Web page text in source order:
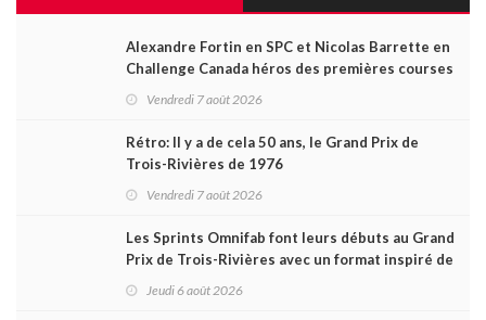
Alexandre Fortin en SPC et Nicolas Barrette en
Challenge Canada héros des premières courses
Vendredi 7 août 2026
Rétro: Il y a de cela 50 ans, le Grand Prix de
Trois-Rivières de 1976
Vendredi 7 août 2026
Les Sprints Omnifab font leurs débuts au Grand
Prix de Trois-Rivières avec un format inspiré de
Jeudi 6 août 2026